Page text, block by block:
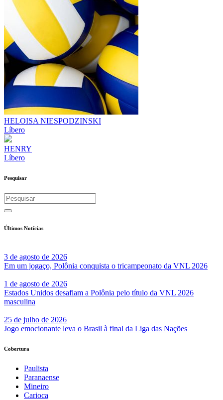
HELOISA NIESPODZINSKI
Líbero
HENRY
Líbero
Pesquisar
Últimos Notícias
3 de agosto de 2026
Em um jogaço, Polônia conquista o tricampeonato da VNL 2026
1 de agosto de 2026
Estados Unidos desafiam a Polônia pelo título da VNL 2026
masculina
25 de julho de 2026
Jogo emocionante leva o Brasil à final da Liga das Nações
Cobertura
Paulista
Paranaense
Mineiro
Carioca